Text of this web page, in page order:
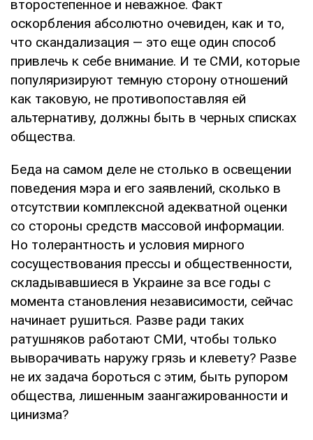
второстепенное и неважное. Факт
оскорбления абсолютно очевиден, как и то,
что скандализация — это еще один способ
привлечь к себе внимание. И те СМИ, которые
популяризируют темную сторону отношений
как таковую, не противопоставляя ей
альтернативу, должны быть в черных списках
общества.
Беда на самом деле не столько в освещении
поведения мэра и его заявлений, сколько в
отсутствии комплексной адекватной оценки
со стороны средств массовой информации.
Но толерантность и условия мирного
сосуществования прессы и общественности,
складывавшиеся в Украине за все годы с
момента становления независимости, сейчас
начинает рушиться. Разве ради таких
ратушняков работают СМИ, чтобы только
выворачивать наружу грязь и клевету? Разве
не их задача бороться с этим, быть рупором
общества, лишенным заангажированности и
цинизма?